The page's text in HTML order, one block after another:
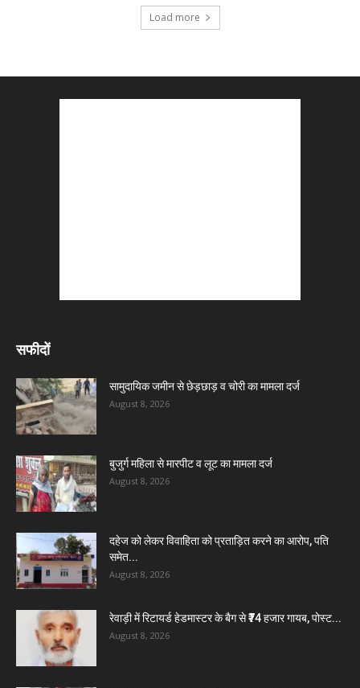
Load more
सफीदों
सामुदायिक जमीन से छेड़छाड़ व चोरी का मामला दर्ज
August 8, 2026
बुजुर्ग महिला से मारपीट व लूट का मामला दर्ज
August 8, 2026
दहेज को लेकर विवाहिता को प्रताड़ित करने का आरोप, पति
समेत...
August 8, 2026
रेवाड़ी में रिटायर्ड हेडमास्टर के बैग से ₹74 हजार गायब, पोस्ट...
August 8, 2026